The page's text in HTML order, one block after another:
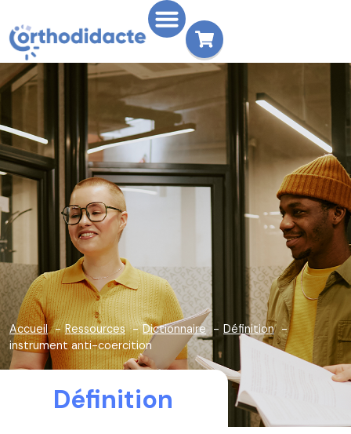
Accueil Ressources Dictionnaire
Définition
instrument anti-coercition
Définition